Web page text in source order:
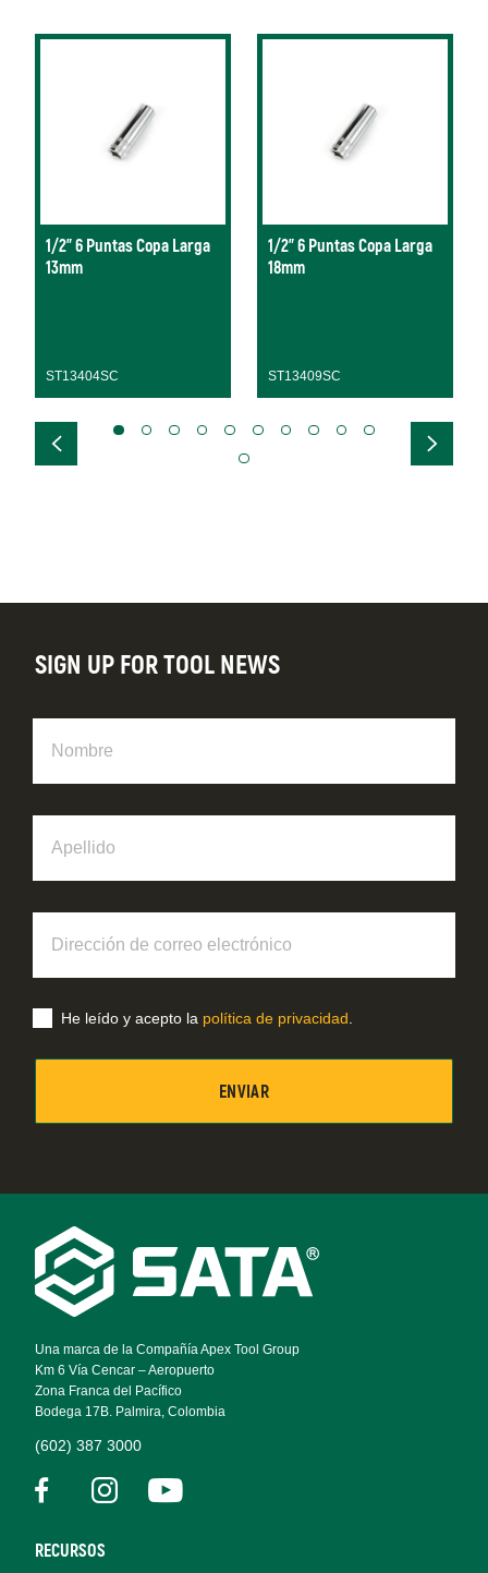
1/2" 6 Puntas Copa Larga
13mm
ST13404SC
1/2" 6 Puntas Copa Larga
18mm
ST13409SC
Footer
Navigation
Una marca de la Compañía Apex Tool Group
Km 6 Vía Cencar – Aeropuerto
Zona Franca del Pacífico
Bodega 17B. Palmira, Colombia
(602) 387 3000
RECURSOS
SIGN UP FOR TOOL NEWS
correo
electrónico
He leído y acepto la política de privacidad